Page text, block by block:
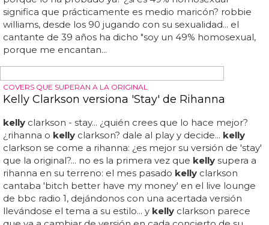
TU BODA A JUICIO
Kelly Clarkson estrena el vídeo de 'Tie It Up'
Más country imposible, y adivina quién se queda con el
ramo: así es el vídeo de 'tie it up' dekellyclarkson...kelly
clarkson estrena el vídeo de 'tie it up': la 'american idol'
original saca videoclip para su tema country mostrando
bodas de parejas heterosexuales y homosexuales...
clarkson celebrará su boda el 20 de octubre, pero antes
de eso se pasa por un montón de bodas ajenas en su
nuevo videoclip: queda claro quekellyapoya el